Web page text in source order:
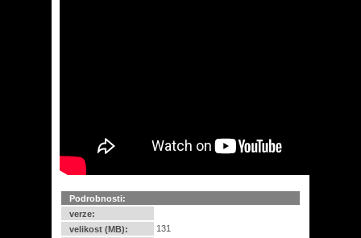
Podrobnosti:
verze:
velikost (MB):
131